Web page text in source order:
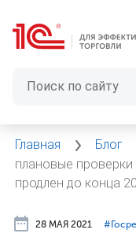
Главная Блог
плановые
продлен до конца
28 МАЯ 2021